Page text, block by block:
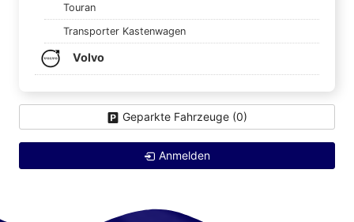
Touran
Transporter Kastenwagen
Volvo
Geparkte Fahrzeuge (0)
Anmelden